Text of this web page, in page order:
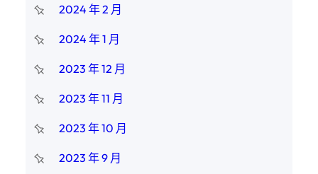
2024 年 2 月
2024 年 1 月
2023 年 12 月
2023 年 11 月
2023 年 10 月
2023 年 9 月